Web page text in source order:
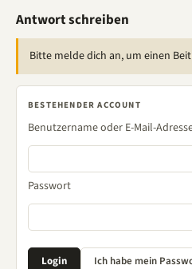
Antwort schreiben
Bitte melde dich an, um einen
BESTEHENDER ACCOUNT
Benutzername oder E-Mail-
Passwort